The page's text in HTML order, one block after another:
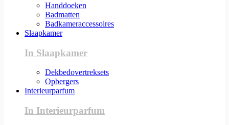
Handdoeken
Badmatten
Badkameraccessoires
Slaapkamer
In Slaapkamer
Dekbedovertreksets
Opbergers
Interieurparfum
In Interieurparfum